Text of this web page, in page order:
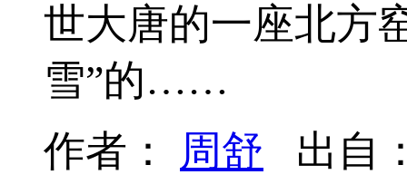
世大唐的一座北方
雪”的……
作者： 周舒 出自